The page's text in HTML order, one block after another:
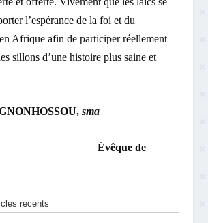
l’espérance de la foi et du
Afrique afin de participer réellement
sillons d’une histoire plus saine et
sma
que de
récents